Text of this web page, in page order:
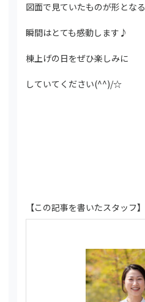
図面で見ていたものが形となる
瞬間はとても感動します♪
棟上げの日をぜひ楽しみに
していてください(^^)/☆
【この記事を書いたスタッフ】